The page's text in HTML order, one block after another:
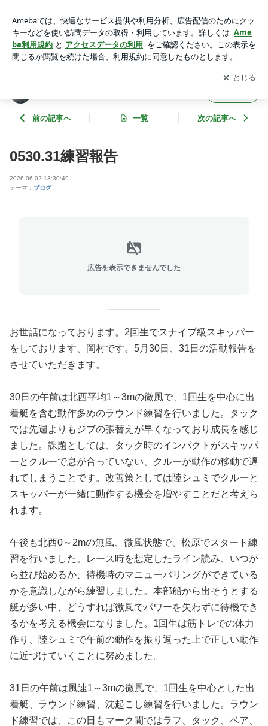
アプリをダウンロードして ブログの更新通知
を受け取りまし
ょう。
開く
前の記事へ 一覧 次の記事へ
0530.31練習報告
2026-06-02 13:30:49
テーマ： ブログ
広告を表示できませんでした
お世話になっております。2回生でスナイプ級スキッパー
をしております、岡村です。5月30日、31日の活動報告を
させていただきます。
30日の午前は北西平均1～3mの微風で、1回生を中心に出
着艇を含む動作多めのラウンド練習を行いました。タック
では先週よりもジブの張替えが早くなっており成長を感じ
ました。課題としては、タック時のインパクトがスキッパ
ーとクルーで息が合っていない、クルーが動作の移動で遅
れてしまうことです。改善策としては陸シュミでクルーと
スキッパーが一緒に動作する機会を増やすことだと考えら
れます。
午後も北西0～2mの無風、微風状態で、松原でスタート練
習を行いました。レース時を想定したライン読み、いつか
ら並び始めるか、待機時のマニューバリングができている
かを意識しながら練習しました。本部船から出そうとする
艇が多い中、どうすれば微風でパワーを失わずに待機でき
るかを考える機会になりました。1回生は筋トレでの体力
作り、陸シュミで午前の動作を振り返った上で正しい動作
に近づけていくことに努めました。
31日の午前は風速1～3mの微風で、1回生を中心とした出
着艇、ラウンド練習、沈起こし練習を行いました。ラウン
ド練習では、この日もマーク間ではラフ、タック、ベア、